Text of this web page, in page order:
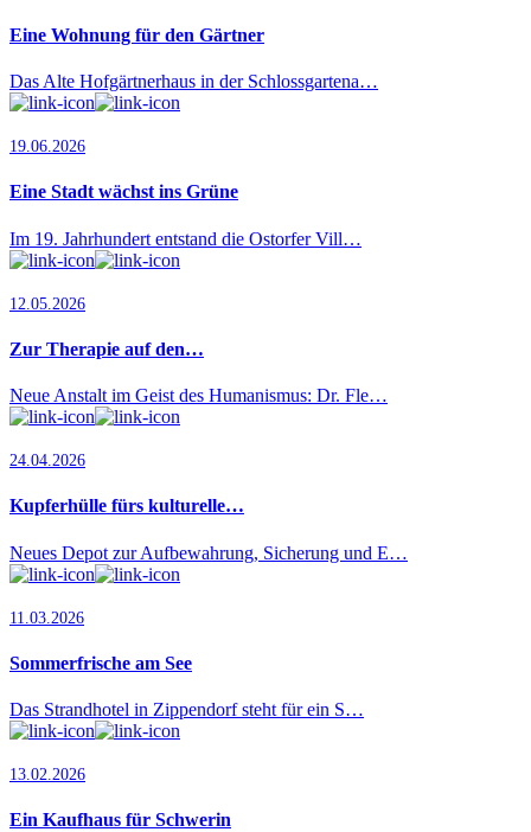
Eine Wohnung für den Gärtner
Das Alte Hofgärtnerhaus in der Schlossgartena…
19.06.2026
Eine Stadt wächst ins Grüne
Im 19. Jahrhundert entstand die Ostorfer Vill…
12.05.2026
Zur Therapie auf den…
Neue Anstalt im Geist des Humanismus: Dr. Fle…
24.04.2026
Kupferhülle fürs kulturelle…
Neues Depot zur Aufbewahrung, Sicherung und E…
11.03.2026
Sommerfrische am See
Das Strandhotel in Zippendorf steht für ein S…
13.02.2026
Ein Kaufhaus für Schwerin